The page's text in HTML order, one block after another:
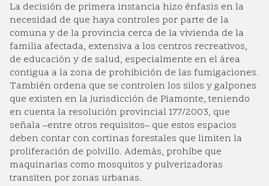
La decisión de primera instancia hizo énfasis en la
necesidad de que haya controles por parte de la
comuna y de la provincia cerca de la vivienda de la
familia afectada, extensiva a los centros recreativos,
de educación y de salud, especialmente en el área
contigua a la zona de prohibición de las fumigaciones.
También ordena que se controlen los silos y galpones
que existen en la jurisdicción de Piamonte, teniendo
en cuenta la resolución provincial 177/2003, que
señala –entre otros requisitos– que estos espacios
deben contar con cortinas forestales que limiten la
proliferación de polvillo. Además, prohíbe que
maquinarias como mosquitos y pulverizadoras
transiten por zonas urbanas.